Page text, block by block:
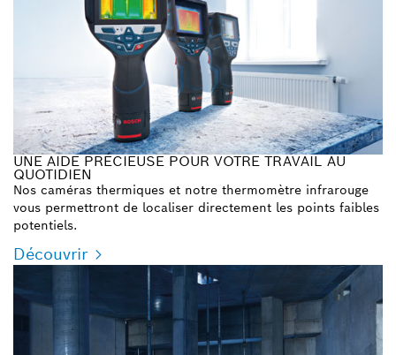
UNE AIDE PRÉCIEUSE POUR VOTRE TRAVAIL AU
QUOTIDIEN
Nos caméras thermiques et notre thermomètre infrarouge
vous permettront de localiser directement les points faibles
potentiels.
Découvrir